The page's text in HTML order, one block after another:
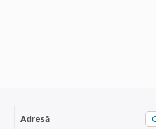
Adresă